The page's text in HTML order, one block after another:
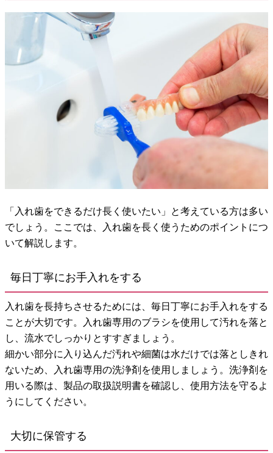
「入れ歯をできるだけ長く使いたい」と考えている方は多い
でしょう。ここでは、入れ歯を長く使うためのポイントにつ
いて解説します。
毎日丁寧にお手入れをする
入れ歯を長持ちさせるためには、毎日丁寧にお手入れをする
ことが大切です。入れ歯専用のブラシを使用して汚れを落と
し、流水でしっかりとすすぎましょう。
細かい部分に入り込んだ汚れや細菌は水だけでは落としきれ
ないため、入れ歯専用の洗浄剤を使用しましょう。洗浄剤を
用いる際は、製品の取扱説明書を確認し、使用方法を守るよ
うにしてください。
大切に保管する